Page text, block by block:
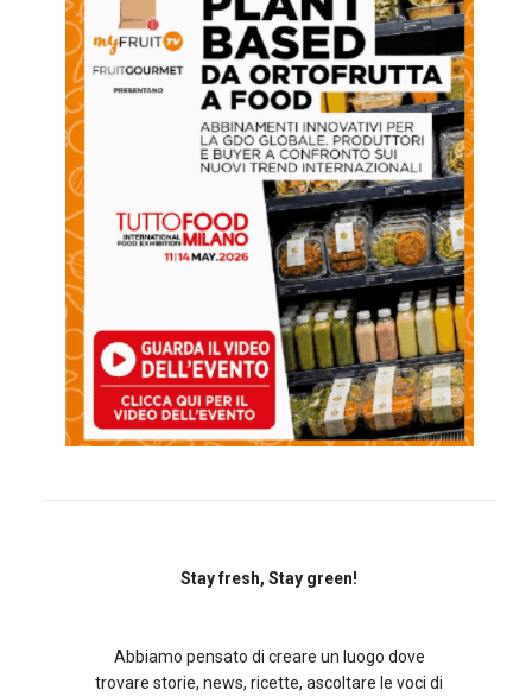
Stay fresh, Stay green!
Abbiamo pensato di creare un luogo dove
trovare storie, news, ricette, ascoltare le voci di